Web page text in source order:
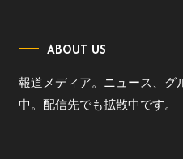
ABOUT US
報道メディア。ニュース、グ
中。配信先でも拡散中です。